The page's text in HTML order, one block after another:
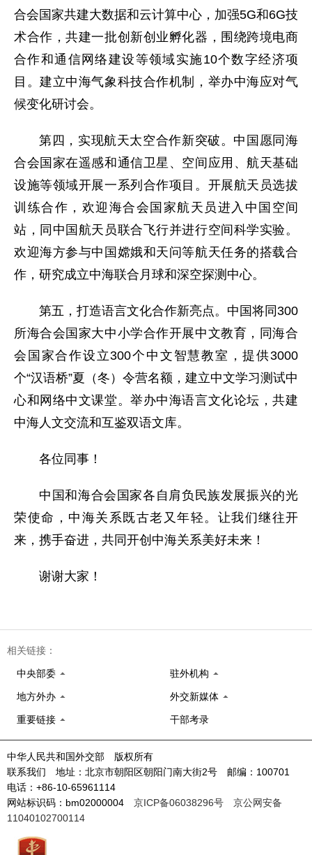
合会国家共建大数据和云计算中心，加强5G和6G技
术合作，共建一批创新创业孵化器，围绕跨境电商
合作和通信网络建设等领域实施10个数字经济项
目。建立中海气象科技合作机制，举办中海应对气
候变化研讨会。
第四，实现航天太空合作新突破。中国愿同海
合会国家在遥感和通信卫星、空间应用、航天基础
设施等领域开展一系列合作项目。开展航天员选拔
训练合作，欢迎海合会国家航天员进入中国空间
站，同中国航天员联合飞行并进行空间科学实验。
欢迎海方参与中国嫦娥和天问等航天任务的搭载合
作，研究成立中海联合月球和深空探测中心。
第五，打造语言文化合作新亮点。中国将同300
所海合会国家大中小学合作开展中文教育，同海合
会国家合作设立300个中文智慧教室，提供3000
个“汉语桥”夏（冬）令营名额，建立中文学习测试中
心和网络中文课堂。举办中海语言文化论坛，共建
中海人文交流和互鉴双语文库。
各位同事！
中国和海合会国家各自肩负民族发展振兴的光
荣使命，中海关系既古老又年轻。让我们继往开
来，携手奋进，共同开创中海关系美好未来！
谢谢大家！
相关链接：
中央部委 驻外机构
地方外办 外交新媒体
重要链接 干部考录
中华人民共和国外交部 版权所有
联系我们 地址：北京市朝阳区朝阳门南大街2号 邮编：100701
电话：+86-10-65961114
网站标识码：bm02000004 京ICP备06038296号
京公网安备
11040102700114